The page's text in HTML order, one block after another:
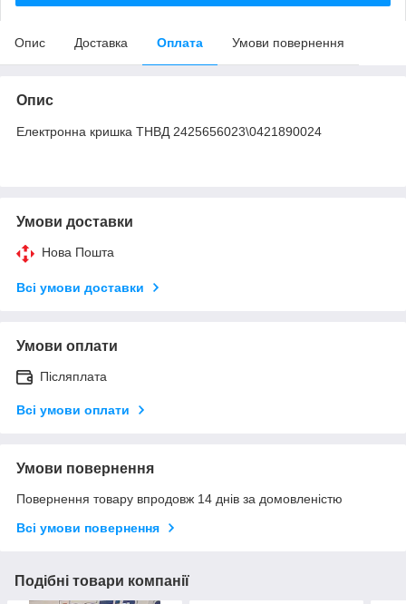
Опис Доставка Оплата Умови повернення
Опис
Електронна кришка ТНВД 2425656023\0421890024
Умови доставки
Нова Пошта
Всі умови доставки
Умови оплати
Післяплата
Всі умови оплати
Умови повернення
Повернення товару впродовж 14 днів за домовленістю
Всі умови повернення
Подібні товари компанії